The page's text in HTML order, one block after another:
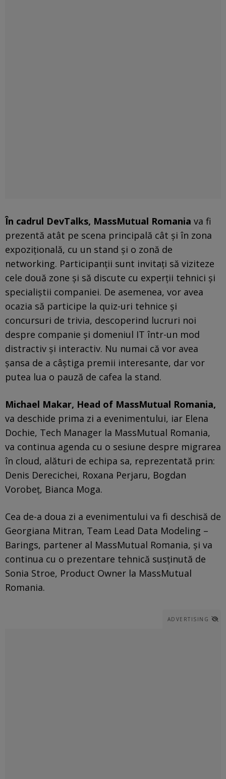
În cadrul DevTalks, MassMutual Romania va fi
prezentă atât pe scena principală cât și în zona
expozițională, cu un stand și o zonă de
networking. Participanții sunt invitați să viziteze
cele două zone și să discute cu experții tehnici și
specialiștii companiei. De asemenea, vor avea
ocazia să participe la quiz-uri tehnice și
concursuri de trivia, descoperind lucruri noi
despre companie și domeniul IT într-un mod
distractiv și interactiv. Nu numai că vor avea
șansa de a câștiga premii interesante, dar vor
putea lua o pauză de cafea la stand.
Michael Makar, Head of MassMutual Romania,
va deschide prima zi a evenimentului, iar Elena
Dochie, Tech Manager la MassMutual Romania,
va continua agenda cu o sesiune despre migrarea
în cloud, alături de echipa sa, reprezentată prin:
Denis Derecichei, Roxana Perjaru, Bogdan
Vorobeț, Bianca Moga.
Cea de-a doua zi a evenimentului va fi deschisă de
Georgiana Mitran, Team Lead Data Modeling –
Barings, partener al MassMutual Romania, și va
continua cu o prezentare tehnică susținută de
Sonia Stroe, Product Owner la MassMutual
Romania.
ADVERTISING